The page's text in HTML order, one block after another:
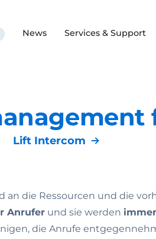
News Services & Support
Lift Intercom
die Ressourcen und die
Anrufer und sie werden
die Anrufe